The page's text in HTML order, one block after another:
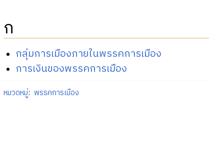
ก
กลุ่มการเมืองภายในพรรคการเมือง
การเงินของพรรคการเมือง
หมวดหมู่: พรรคการเมือง